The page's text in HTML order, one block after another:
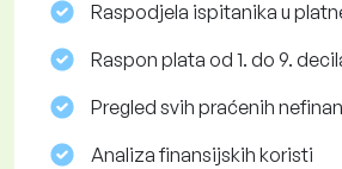
Raspodjela ispitanika u
Raspon plata od 1. do 9.
Pregled svih praćenih
Analiza finansijskih koristi